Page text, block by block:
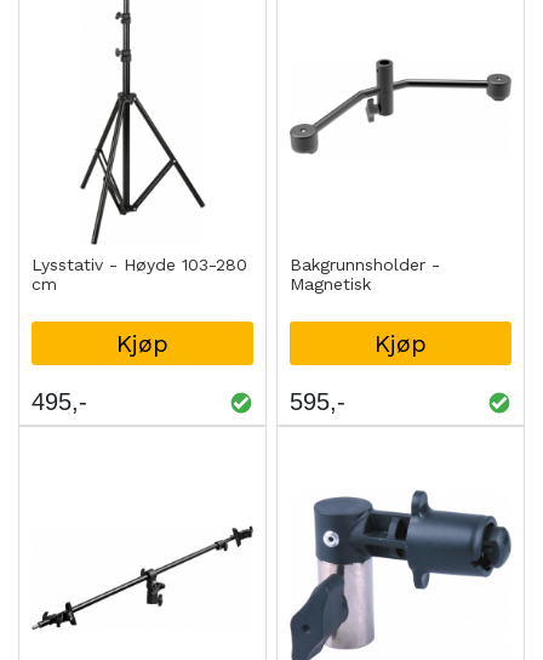
Lysstativ - Høyde 103-280
cm
Kjøp
495
Bakgrunnsholder -
Magnetisk
Kjøp
595